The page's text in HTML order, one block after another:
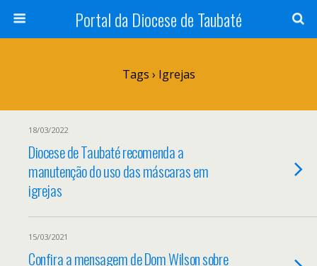
Portal da Diocese de Taubaté
Tags › Igrejas
18/03/2022
Diocese de Taubaté recomenda a
manutenção do uso das máscaras em
igrejas
15/03/2021
Confira a mensagem de Dom Wilson sobre